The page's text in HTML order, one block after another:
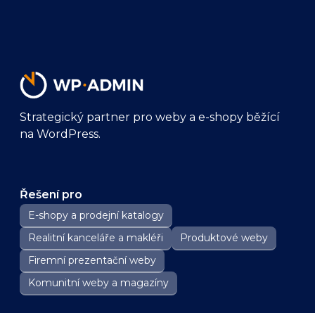
Strategický partner pro weby a e-shopy běžící
na WordPress.
Řešení pro
E-shopy a prodejní katalogy
Realitní kanceláře a makléři
Produktové weby
Firemní prezentační weby
Komunitní weby a magazíny